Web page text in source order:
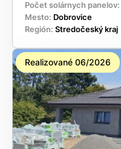
Počet solárnych panelov:
Mesto: Dobrovice
Región: Stredočeský kraj
Realizované 06/2026